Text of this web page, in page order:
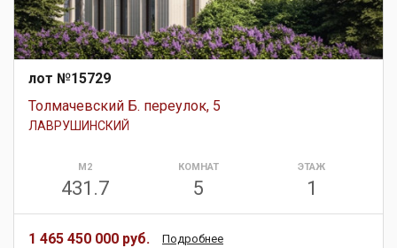
лот №15729
Толмачевский Б. переулок, 5
ЛАВРУШИНСКИЙ
М2
431.7
КОМНАТ
5
ЭТАЖ
1
1 465 450 000 руб.
Подробнее